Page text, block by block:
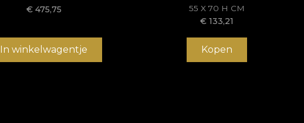
€ 475,75
In winkelwagentje
55 X 70 H CM
€133,21
Kopen